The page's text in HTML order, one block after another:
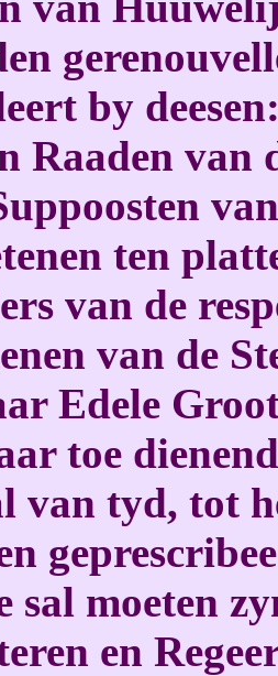
by
Raaden van
ten
van de
van de
Edele
toe
van tyd, tot
sal moeten
en